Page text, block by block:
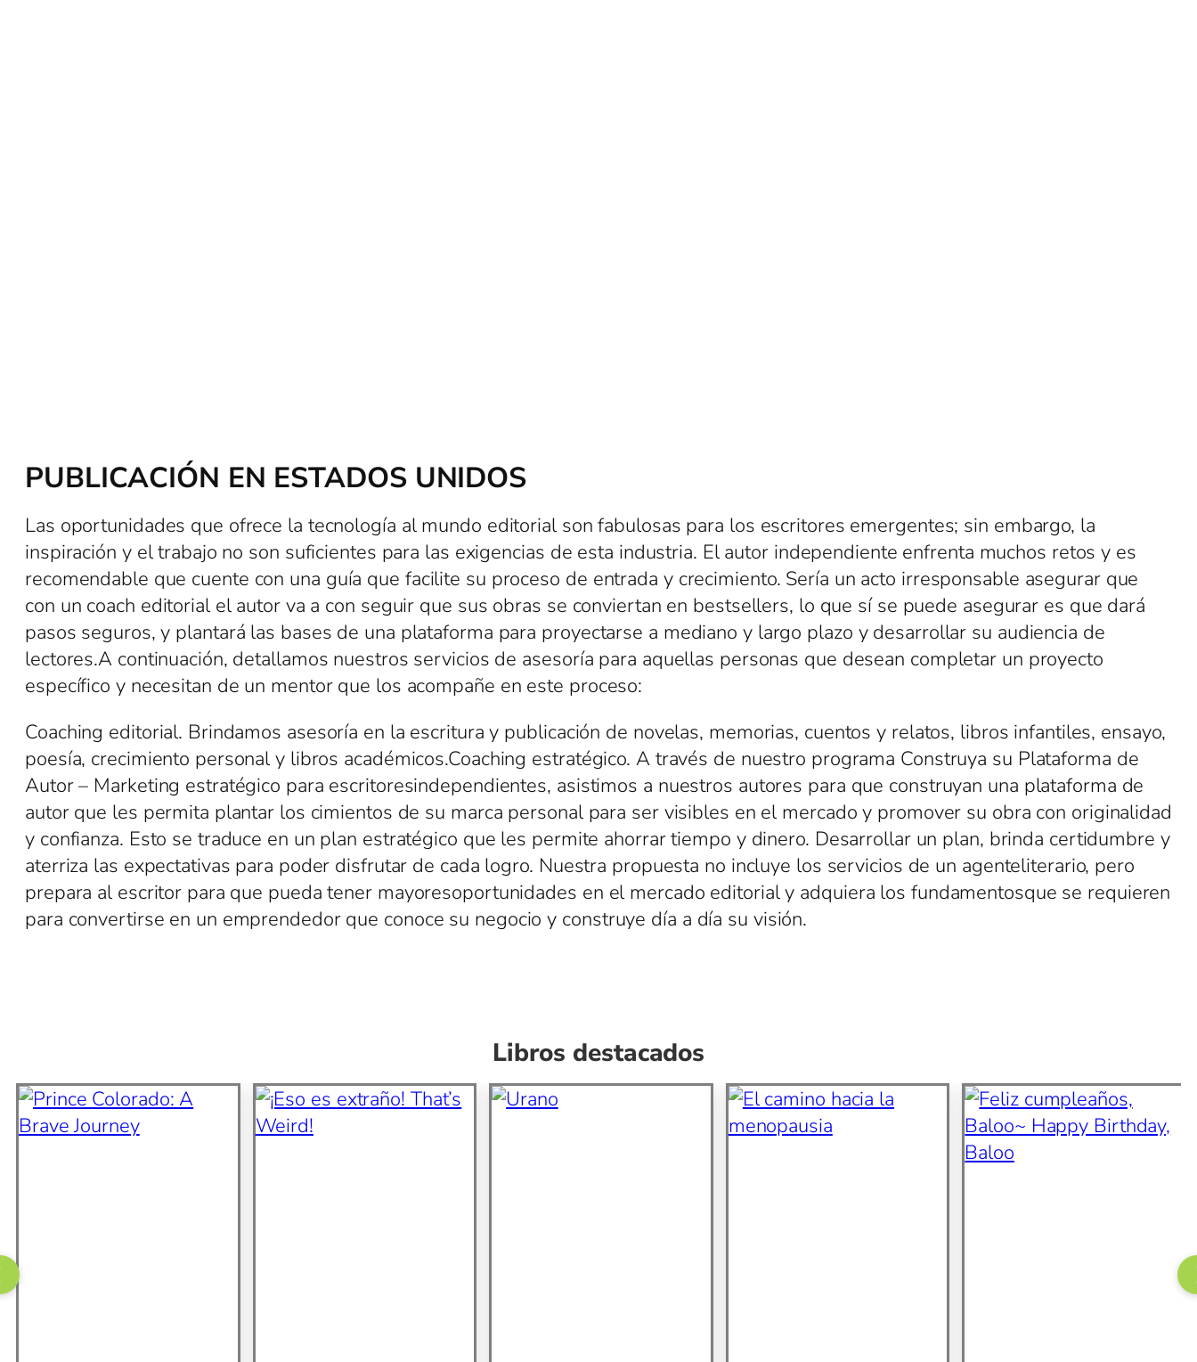
PUBLICACIÓN EN ESTADOS UNIDOS
Las oportunidades que ofrece la tecnología al mundo editorial son fabulosas para los escritores emergentes; sin embargo, la
inspiración y el trabajo no son suficientes para las exigencias de esta industria. El autor independiente enfrenta muchos retos y es
recomendable que cuente con una guía que facilite su proceso de entrada y crecimiento. Sería un acto irresponsable asegurar que
con un coach editorial el autor va a con seguir que sus obras se conviertan en bestsellers, lo que sí se puede asegurar es que dará
pasos seguros, y plantará las bases de una plataforma para proyectarse a mediano y largo plazo y desarrollar su audiencia de
lectores.A continuación, detallamos nuestros servicios de asesoría para aquellas personas que desean completar un proyecto
específico y necesitan de un mentor que los acompañe en este proceso:
Coaching editorial. Brindamos asesoría en la escritura y publicación de novelas, memorias, cuentos y relatos, libros infantiles, ensayo,
poesía, crecimiento personal y libros académicos.Coaching estratégico. A través de nuestro programa Construya su Plataforma de
Autor – Marketing estratégico para escritoresindependientes, asistimos a nuestros autores para que construyan una plataforma de
autor que les permita plantar los cimientos de su marca personal para ser visibles en el mercado y promover su obra con originalidad
y confianza. Esto se traduce en un plan estratégico que les permite ahorrar tiempo y dinero. Desarrollar un plan, brinda certidumbre y
aterriza las expectativas para poder disfrutar de cada logro. Nuestra propuesta no incluye los servicios de un agenteliterario, pero
prepara al escritor para que pueda tener mayoresoportunidades en el mercado editorial y adquiera los fundamentosque se requieren
para convertirse en un emprendedor que conoce su negocio y construye día a día su visión.
Libros destacados